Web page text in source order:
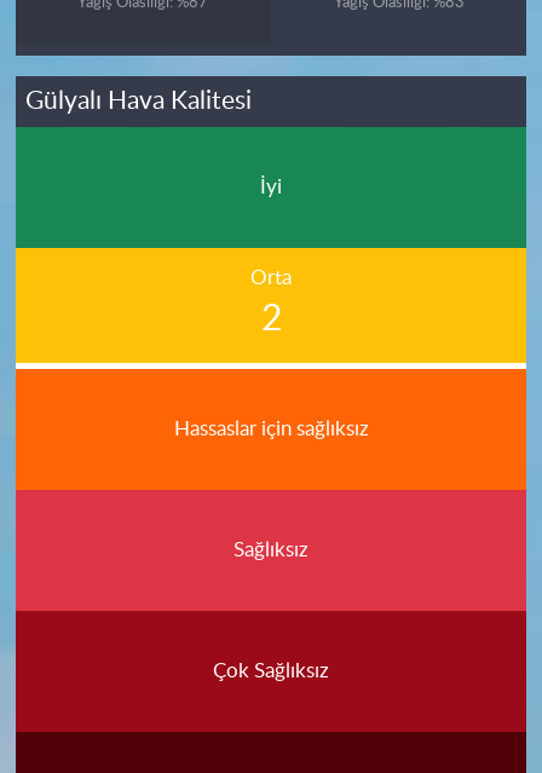
Gülyalı Hava Kalitesi
İyi
Orta
2
Hassaslar için sağlıksız
Sağlıksız
Çok Sağlıksız